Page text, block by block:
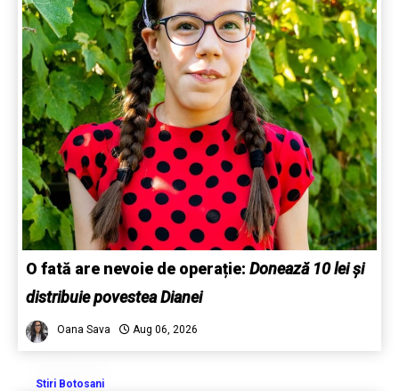
O fată are nevoie de operație: Donează 10 lei și
distribuie povestea Dianei
Oana Sava Aug 06, 2026
Stiri Botosani